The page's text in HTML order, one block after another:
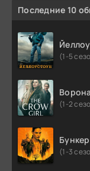
Последние 10
(1-5
Ворона
(1-2
Бункер
(1-3